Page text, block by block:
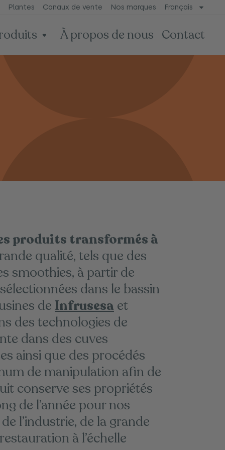
Plantes Canaux de vente Nos marques Français
À propos de nous Contact
produits transformés à
qualité, tels que des
smoothies, à partir de
dans le bassin
de Infrusesa et
des technologies de
dans des cuves
ainsi que des procédés
de manipulation afin de
conserve ses propriétés
de l’année pour nos
l’industrie, de la grande
à l’échelle